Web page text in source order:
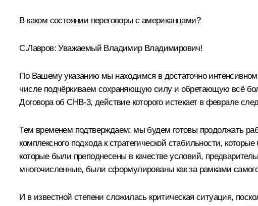
В каком состоянии переговоры с американцами?
С.Лавров: Уважаемый Владимир Владимирович!
По Вашему указанию мы находимся в достаточно интенсивном
числе подчёркиваем сохраняющую силу и обретающую всё
Договора об СНВ‑3, действие которого истекает в феврале
Тем временем подтверждаем: мы будем готовы продолжать
комплексного подхода к стратегической стабильности,
которые были преподнесены в качестве условий,
многочисленные, были сформулированы как за рамками
И в известной степени сложилась критическая ситуация,